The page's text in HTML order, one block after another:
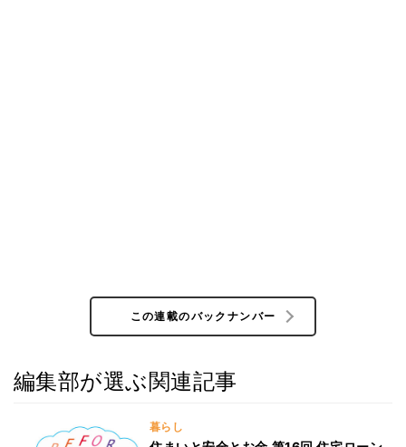
この連載のバックナンバー
編集部が選ぶ関連記事
暮らし